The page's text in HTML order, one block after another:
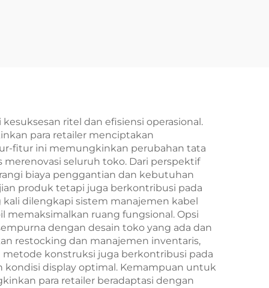
ritel dan efisiensi operasional.
para retailer menciptakan
fitur ini memungkinkan perubahan tata
seluruh toko. Dari perspektif
biaya penggantian dan kebutuhan
produk tetapi juga berkontribusi pada
dilengkapi sistem manajemen kabel
memaksimalkan ruang fungsional. Opsi
dengan desain toko yang ada dan
restocking dan manajemen inventaris,
konstruksi juga berkontribusi pada
display optimal. Kemampuan untuk
para retailer beradaptasi dengan